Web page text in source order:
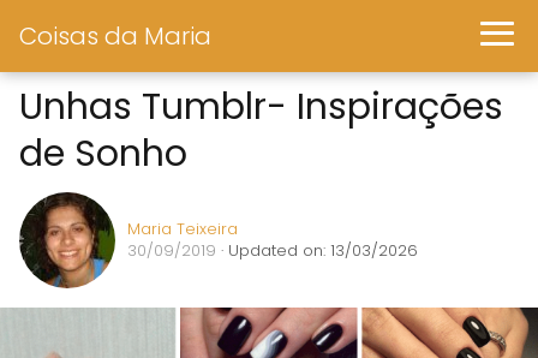
Coisas da Maria
Unhas Tumblr- Inspirações
de Sonho
Maria Teixeira
30/09/2019 · Updated on: 13/03/2026